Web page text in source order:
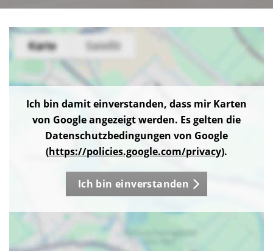
Ich bin damit einverstanden, dass mir Karten
von Google angezeigt werden. Es gelten die
Datenschutzbedingungen von Google
(https://policies.google.com/privacy).
Ich bin einverstanden